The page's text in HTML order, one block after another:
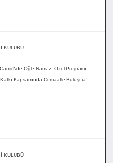
KULÜBÜ
Öğle Namazı Özel Programı
Kapsamında Cemaatle Buluşma”
KULÜBÜ